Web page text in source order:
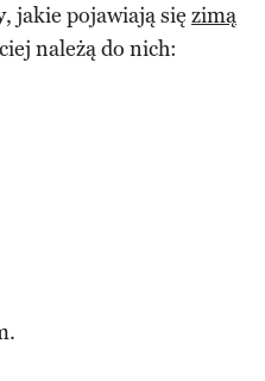
, jakie pojawiają się zimą
należą do nich: